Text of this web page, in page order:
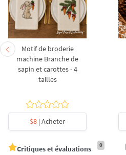
Motif de broderie
machine Branche de
sapin et carottes - 4
tailles
$8 | Acheter
Critiques et évaluations 0